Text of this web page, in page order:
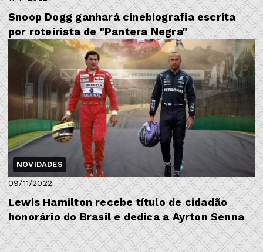
Snoop Dogg ganhará cinebiografia escrita
por roteirista de "Pantera Negra"
NOVIDADES
09/11/2022
Lewis Hamilton recebe título de cidadão
honorário do Brasil e dedica a Ayrton Senna